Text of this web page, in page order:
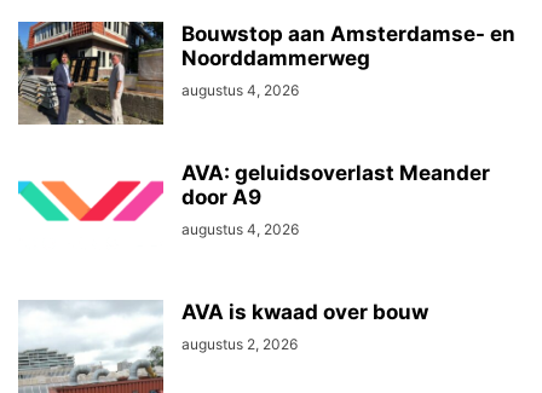
Bouwstop aan Amsterdamse- en
Noorddammerweg
augustus 4, 2026
AVA: geluidsoverlast Meander
door A9
augustus 4, 2026
AVA is kwaad over bouw
augustus 2, 2026